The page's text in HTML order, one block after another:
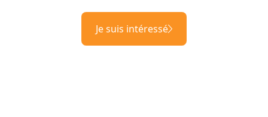
Je suis intéressé